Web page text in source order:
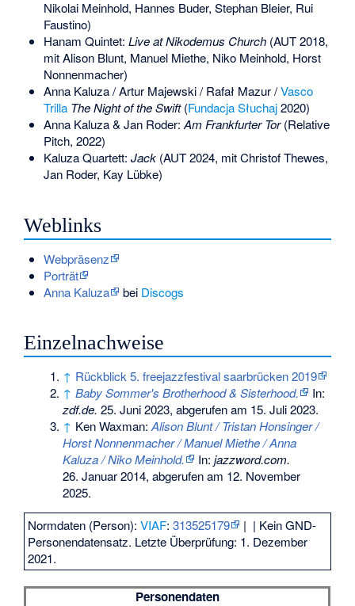
Nikolai Meinhold, Hannes Buder, Stephan Bleier, Rui
Faustino)
Hanam Quintet: Live at Nikodemus Church(AUT 2018,
mit Alison Blunt, Manuel Miethe, Niko Meinhold, Horst
Nonnenmacher)
Anna Kaluza / Artur Majewski / Rafał Mazur /Vasco
Trilla The Night of the Swift(Fundacja Słuchaj2020)
Anna Kaluza & Jan Roder: Am Frankfurter Tor(Relative
Pitch, 2022)
Kaluza Quartett: Jack(AUT 2024, mit Christof Thewes,
Jan Roder, Kay Lübke)
Weblinks
Webpräsenz
Porträt
Anna Kaluza
bei Discogs
Einzelnachweise
↑ Rückblick 5. freejazzfestival saarbrücken 2019
↑ Baby Sommer's Brotherhood & Sisterhood.
In:
zdf.de. 25. Juni 2023, abgerufen am 15. Juli 2023.
↑ Ken Waxman:Alison Blunt / Tristan Honsinger /
Horst Nonnenmacher / Manuel Miethe / Anna
Kaluza / Niko Meinhold.
In:jazzword.com.
26. Januar 2014, abgerufen am 12. November
2025.
Normdaten (Person):VIAF:313525179 | | Kein GND-
Personendatensatz. Letzte Überprüfung: 1. Dezember
2021.
Personendaten